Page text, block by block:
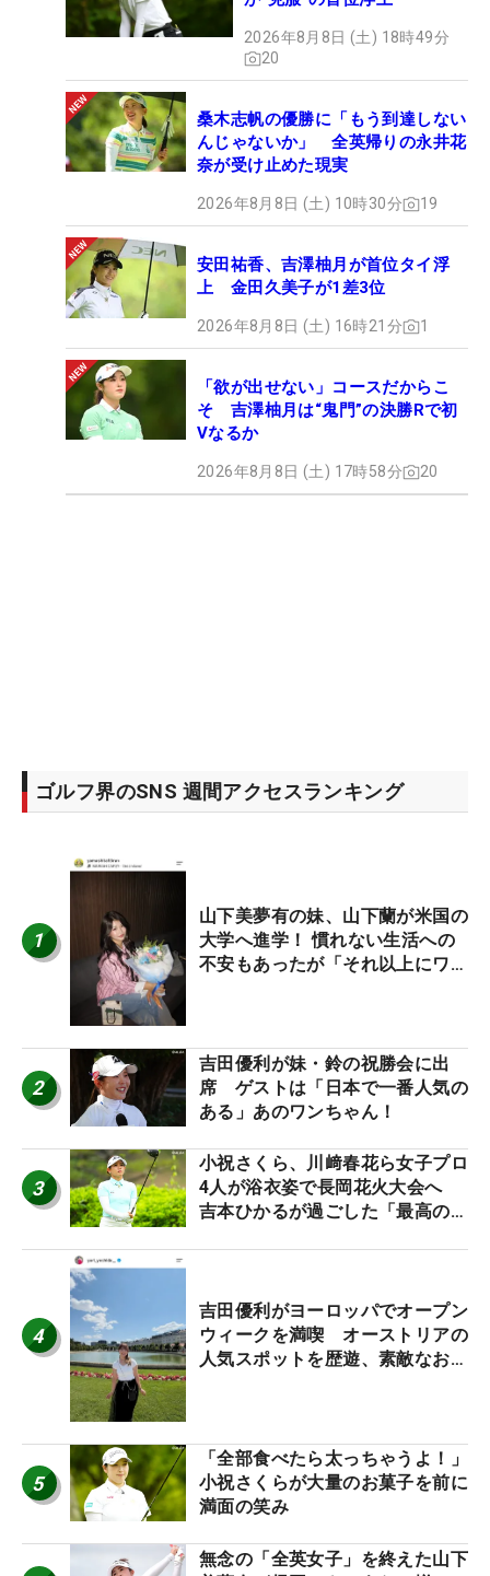
2026年8月8日 (土) 18時49分
20
桑木志帆の優勝に「もう到達しない
んじゃないか」 全英帰りの永井花
奈が受け止めた現実
2026年8月8日 (土) 10時30分 19
安田祐香、吉澤柚月が首位タイ浮
上 金田久美子が1差3位
2026年8月8日 (土) 16時21分 1
「欲が出せない」コースだからこ
そ 吉澤柚月は“鬼門”の決勝Rで初
Vなるか
2026年8月8日 (土) 17時58分 20
ゴルフ界のSNS 週間アクセスランキング
1
山下美夢有の妹、山下蘭が米国の
大学へ進学！ 慣れない生活への
不安もあったが「それ以上にワク
2
吉田優利が妹・鈴の祝勝会に出
席 ゲストは「日本で一番人気の
ある」あのワンちゃん！
3
小祝さくら、川﨑春花ら女子プロ
4人が浴衣姿で長岡花火大会へ
吉本ひかるが過ごした「最高の夏
4
吉田優利がヨーロッパでオープン
ウィークを満喫 オーストリアの
人気スポットを歴遊、素敵なお土
5
「全部食べたら太っちゃうよ！」
小祝さくらが大量のお菓子を前に
満面の笑み
無念の「全英女子」を終えた山下